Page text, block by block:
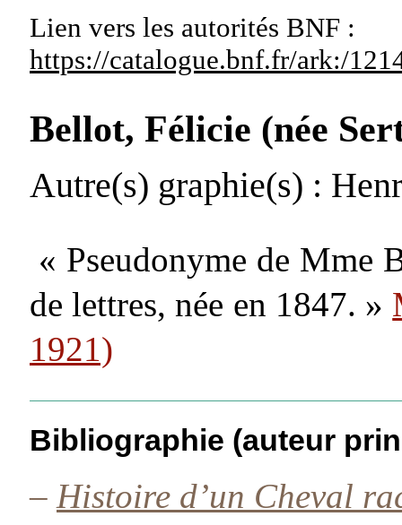
Lien vers les autorités BNF :
https://catalogue.bnf.fr/ark:/
Bellot, Félicie (née
Autre(s) graphie(s) :
« Pseudonyme de Mme
de lettres, née en 1847. »
1921)
Bibliographie (auteur
– Histoire d’un Cheval